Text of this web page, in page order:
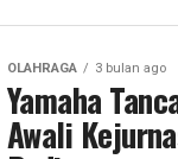
OLAHRAGA 3 bulan ago
Yamaha
Awali